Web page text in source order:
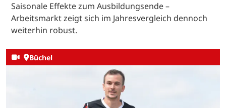
Saisonale Effekte zum Ausbildungsende –
Arbeitsmarkt zeigt sich im Jahresvergleich dennoch
weiterhin robust.
Büchel